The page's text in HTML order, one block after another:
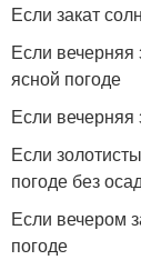
Если закат
Если вечерняя
ясной погоде
Если вечерняя
Если
погоде без
Если вечером
погоде